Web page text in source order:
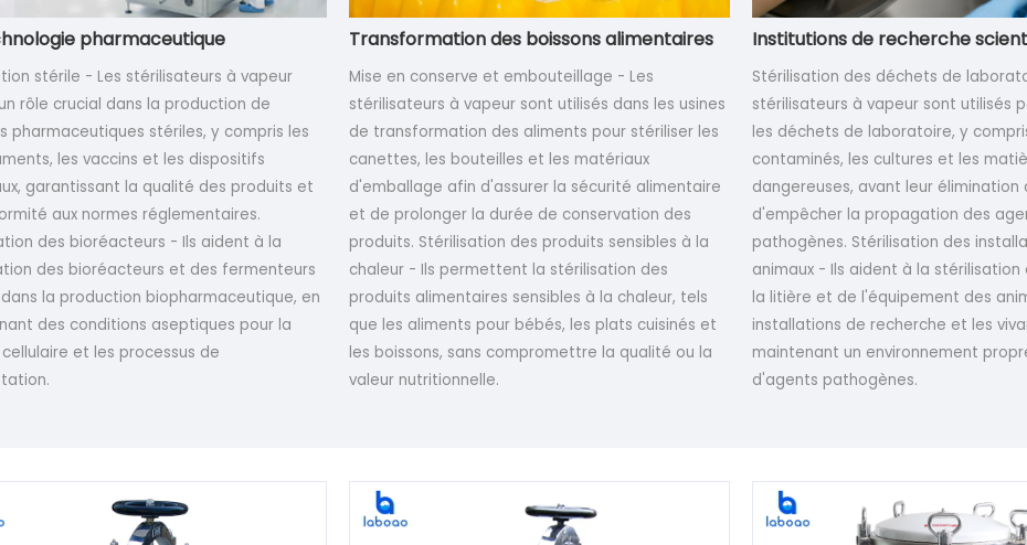
pharmaceutique
stérile - Les stérilisateurs à vapeur
rôle crucial dans la production de
pharmaceutiques stériles, y compris les
les vaccins et les dispositifs
garantissant la qualité des produits et
aux normes réglementaires.
des bioréacteurs - Ils aident à la
des bioréacteurs et des fermenteurs
la production biopharmaceutique, en
des conditions aseptiques pour la
et les processus de
Transformation des boissons alimentaires
Mise en conserve et embouteillage - Les
stérilisateurs à vapeur sont utilisés dans les usines
de transformation des aliments pour stériliser les
canettes, les bouteilles et les matériaux
d'emballage afin d'assurer la sécurité alimentaire
et de prolonger la durée de conservation des
produits. Stérilisation des produits sensibles à la
chaleur - Ils permettent la stérilisation des
produits alimentaires sensibles à la chaleur, tels
que les aliments pour bébés, les plats cuisinés et
les boissons, sans compromettre la qualité ou la
valeur nutritionnelle.
Institutions de recherche
Stérilisation des déchets de
stérilisateurs à vapeur sont utilisés
les déchets de laboratoire, y
contaminés, les cultures et les
dangereuses, avant leur élimination
d'empêcher la propagation des
pathogènes. Stérilisation des
animaux - Ils aident à la stérilisation
la litière et de l'équipement des
installations de recherche et les
maintenant un environnement
d'agents pathogènes.